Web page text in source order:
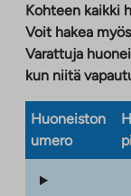
Kohteen kaikki
Voit hakea
Varattuja
kun niitä
Huoneiston
umero